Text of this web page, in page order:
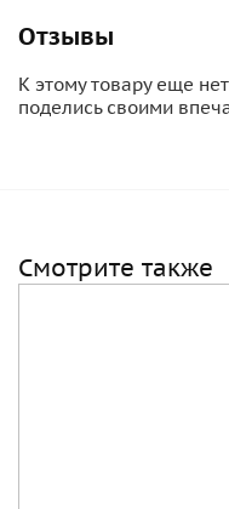
Отзывы
К этому товару еще
поделись своими
Смотрите также